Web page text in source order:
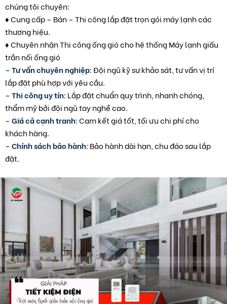
chúng tôi chuyên:
♦ Cung cấp – Bán – Thi công lắp đặt trọn gói máy lạnh các
thương hiệu.
♦ Chuyên nhận Thi công ống gió cho hệ thống Máy lạnh giấu
trần nối ống gió
– Tư vấn chuyên nghiệp: Đội ngũ kỹ sư khảo sát, tư vấn vị trí
lắp đặt phù hợp với yêu cầu.
– Thi công uy tín: Lắp đặt chuẩn quy trình, nhanh chóng,
thẩm mỹ bởi đội ngũ tay nghề cao.
– Giá cả cạnh tranh: Cam kết giá tốt, tối ưu chi phí cho
khách hàng.
– Chính sách bảo hành: Bảo hành dài hạn, chu đáo sau lắp
đặt.